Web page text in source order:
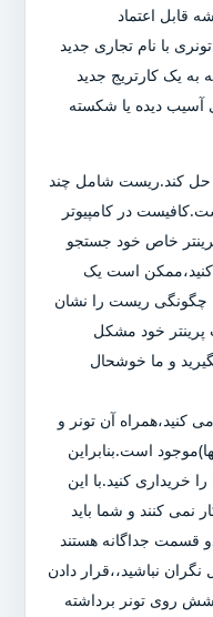
قابل اعتماد
با نام تجاری جدید
به یک کارتریج جدید
آسیب دیده یا شکسته
حل کند.ریست شامل چند
در کامپیوتر
خاص خود جستجو
کنید،ممکن است یک
چگونگی ریست را نشان
خود مشکل
و ما خوشحال
کنید،همراه آن تونر و
است.بنابراین
خریداری کنید.با این
نمی کنند و شما باید
دو قسمت جداگانه هستند
نگران نباشید،،قرار دادن
روی تونر برداشته